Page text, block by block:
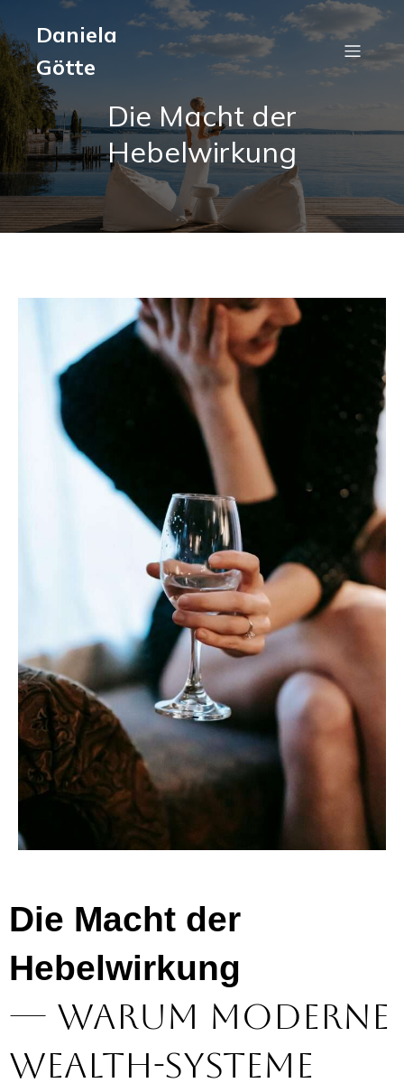
Daniela
Götte
Die Macht der
Hebelwirkung
Die Macht der
Hebelwirkung
— warum moderne
Wealth-Systeme